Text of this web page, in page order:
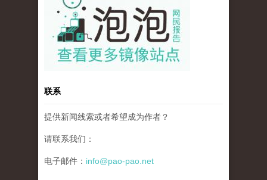
联系
提供新闻线索或者希望成为作者？
请联系我们：
电子邮件： info@pao-pao.net